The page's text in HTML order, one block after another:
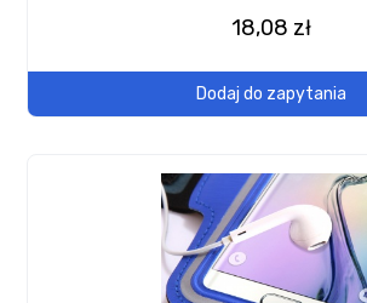
18,08 zł
Dodaj do zapytania